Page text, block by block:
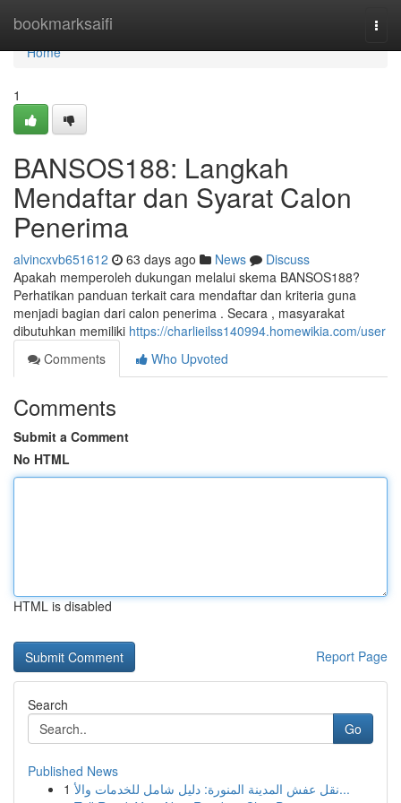
bookmarksaifi
Home
Home
1
BANSOS188: Langkah
Mendaftar dan Syarat Calon
Penerima
alvincxvb651612 63 days ago News
Discuss
Apakah memperoleh dukungan melalui skema BANSOS188?
Perhatikan panduan terkait cara mendaftar dan kriteria guna
menjadi bagian dari calon penerima . Secara , masyarakat
dibutuhkan memiliki https://charlieilss140994.homewikia.com/user
Comments
Who Upvoted
Comments
Submit a Comment
No HTML
HTML is disabled
Report Page
Search
Go
Published News
1
نقل عفش المدينة المنورة: دليل شامل للخدمات والأ...